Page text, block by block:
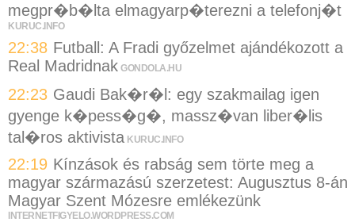
megpr�b�lta elmagyarp�terezni a telefonj�t
KURUC.INFO
22:38 Futball: A Fradi győzelmet ajándékozott a
Real Madridnak GONDOLA.HU
22:23 Gaudi Bak�r�l: egy szakmailag igen
gyenge k�pess�g�, massz�van liber�lis
tal�ros aktivista KURUC.INFO
22:19 Kínzások és rabság sem törte meg a
magyar származású szerzetest: Augusztus 8-án
Magyar Szent Mózesre emlékezünk
INTERNETFIGYELO.WORDPRESS.COM